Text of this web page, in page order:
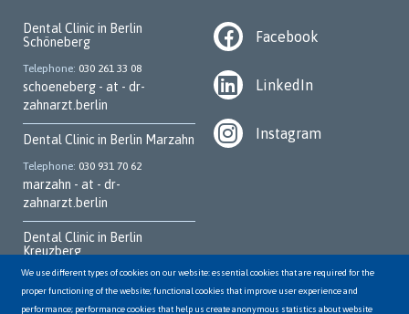
Dental Clinic in Berlin
Schöneberg
Telephone 030 261 33 08
schoeneberg - at - dr-
zahnarzt.berlin
Dental Clinic in Berlin Marzahn
Telephone 030 931 70 62
marzahn - at - dr-
zahnarzt.berlin
Dental Clinic in Berlin
Kreuzberg
Telephone 030 252 95 700
kreuzberg - at - dr-
Facebook
LinkedIn
Instagram
We use different types of cookies on our website: essential cookies that are required for the
proper functioning of the website; functional cookies that improve user experience and
performance; performance cookies that help us create anonymous statistics about website